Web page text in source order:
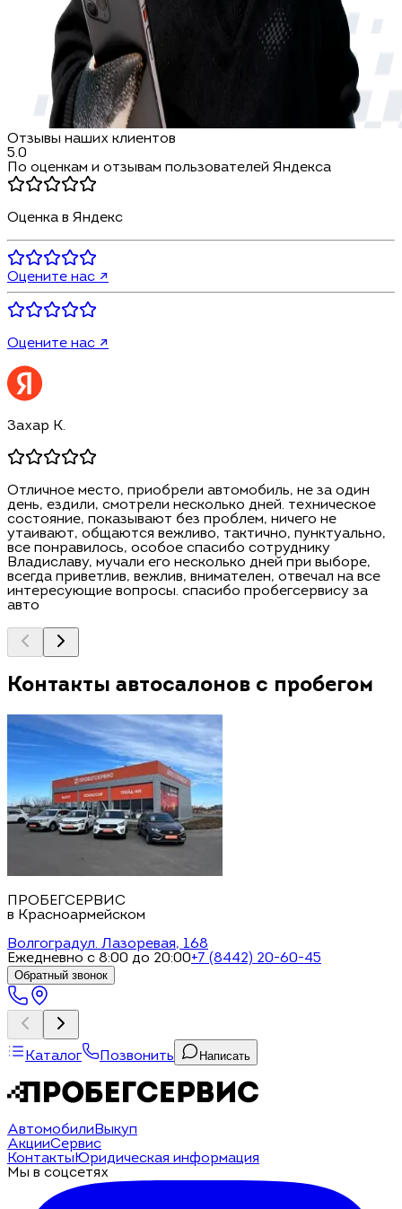
Отзывы наших клиентов
5.0
По оценкам и отзывам пользователей Яндекса
Оценка в Яндекс
Оцените нас ↗
Оцените нас ↗
Захар К.
Отличное место, приобрели автомобиль, не за один
день, ездили, смотрели несколько дней. техническое
состояние, показывают без проблем, ничего не
утаивают, общаются вежливо, тактично, пунктуально,
все понравилось, особое спасибо сотруднику
Владиславу, мучали его несколько дней при выборе,
всегда приветлив, вежлив, внимателен, отвечал на все
интересующие вопросы. спасибо пробегсервису за
авто
Контакты автосалонов с пробегом
ПРОБЕГСЕРВИС
в Красноармейском
Волгоградул. Лазоревая, 168
Ежедневно с 8:00 до 20:00+7 (8442) 20-60-45
Обратный звонок
Каталог Позвонить Написать
Автомобили Выкуп
АкцииСервис
Контакты Юридическая информация
Мы в соцсетях